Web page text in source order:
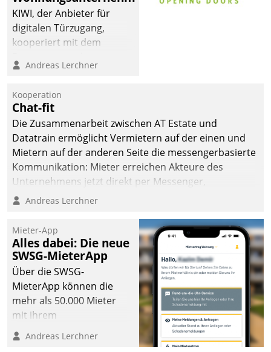
KIWI, der Anbieter für
digitalen Türzugang,
kooperiert mit dem
Softwareentwicklungshaus
Andreas Lerchner
Kooperation
Chat-fit
Die Zusammenarbeit zwischen AT Estate und
Datatrain ermöglicht Vermietern auf der einen und
Mietern auf der anderen Seite die messengerbasierte
Kommunikation: Mieter erreichen Akteure des
Unternehmens jetzt direkt per Messenger,
Mitarbeiter oder Dienstleister empfangen oder
Andreas Lerchner
Mieter-App
Alles dabei: Die neue
SWSG-MieterApp
Über die SWSG-
MieterApp können die
mehr als 50.000 Mieter
mit ihrem
Wohnungsunternehmen
kommunizieren, auf dem
Andreas Lerchner